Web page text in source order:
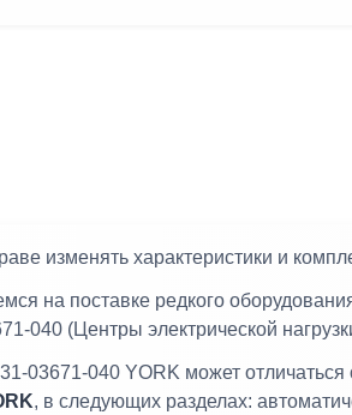
изменять характеристики и
на поставке редкого
040 (Центры электрической
03671-040 YORK может отличаться
, в следующих разделах: